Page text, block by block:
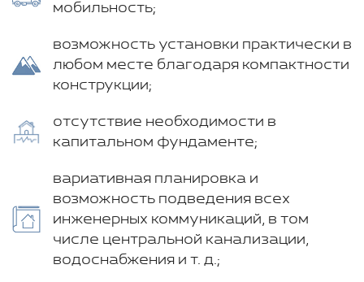
мобильность;
возможность установки практически в
любом месте благодаря компактности
конструкции;
отсутствие необходимости в
капитальном фундаменте;
вариативная планировка и
возможность подведения всех
инженерных коммуникаций, в том
числе центральной канализации,
водоснабжения и т. д.;